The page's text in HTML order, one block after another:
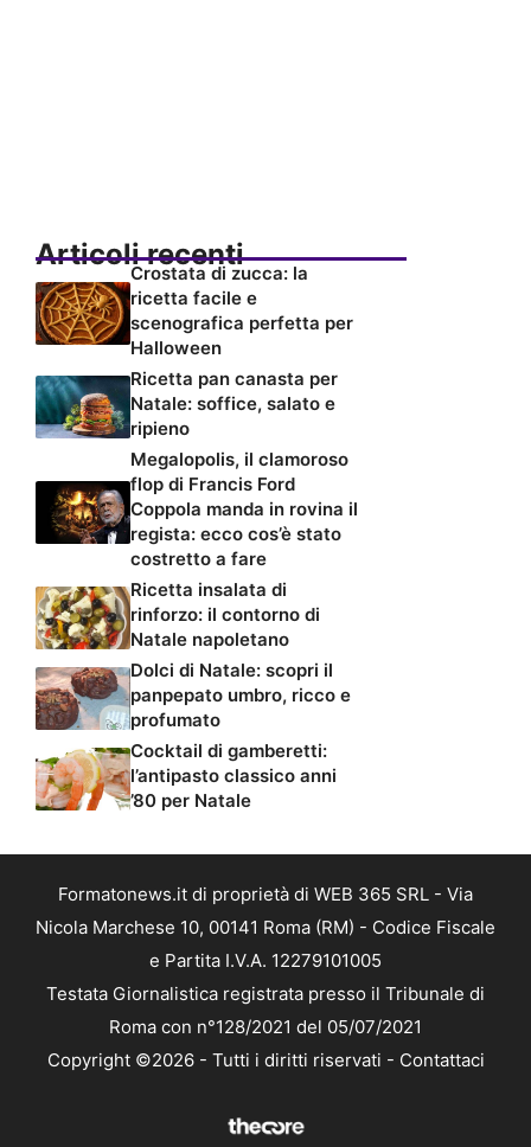
Articoli recenti
Crostata di zucca: la
ricetta facile e
scenografica perfetta per
Halloween
Ricetta pan canasta per
Natale: soffice, salato e
ripieno
Megalopolis, il clamoroso
flop di Francis Ford
Coppola manda in rovina il
regista: ecco cos’è stato
costretto a fare
Ricetta insalata di
rinforzo: il contorno di
Natale napoletano
Dolci di Natale: scopri il
panpepato umbro, ricco e
profumato
Cocktail di gamberetti:
l’antipasto classico anni
’80 per Natale
Formatonews.it di proprietà di WEB 365 SRL - Via
Nicola Marchese 10, 00141 Roma (RM) - Codice Fiscale
e Partita I.V.A. 12279101005
Testata Giornalistica registrata presso il Tribunale di
Roma con n°128/2021 del 05/07/2021
Copyright ©2026 - Tutti i diritti riservati - Contattaci